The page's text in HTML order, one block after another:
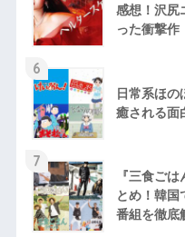
感想！沢尻
った衝撃作
6
日常系ほの
癒される面
7
『三食ご
とめ！韓国
番組を徹底